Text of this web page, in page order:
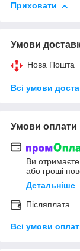
Приховати
Умови
Нова Пошта
Всі умови
Умови оплати
Ви
або гроші
Детальніше
Післяплата
Всі умови